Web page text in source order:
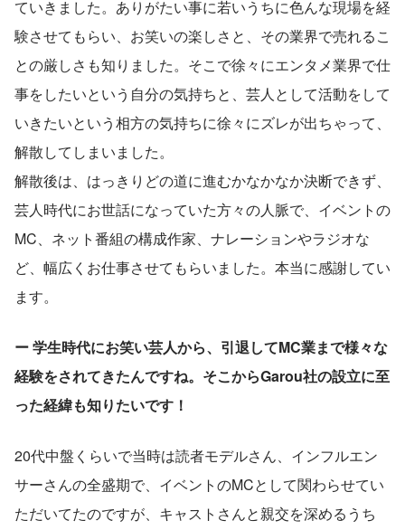
ていきました。ありがたい事に若いうちに色んな現場を経
験させてもらい、お笑いの楽しさと、その業界で売れるこ
との厳しさも知りました。そこで徐々にエンタメ業界で仕
事をしたいという自分の気持ちと、芸人として活動をして
いきたいという相方の気持ちに徐々にズレが出ちゃって、
解散してしまいました。
解散後は、はっきりどの道に進むかなかなか決断できず、
芸人時代にお世話になっていた方々の人脈で、イベントの
MC、ネット番組の構成作家、ナレーションやラジオな
ど、幅広くお仕事させてもらいました。本当に感謝してい
ます。
ー 学生時代にお笑い芸人から、引退してMC業まで様々な
経験をされてきたんですね。そこからGarou社の設立に至
った経緯も知りたいです！
20代中盤くらいで当時は読者モデルさん、インフルエン
サーさんの全盛期で、イベントのMCとして関わらせてい
ただいてたのですが、キャストさんと親交を深めるうち